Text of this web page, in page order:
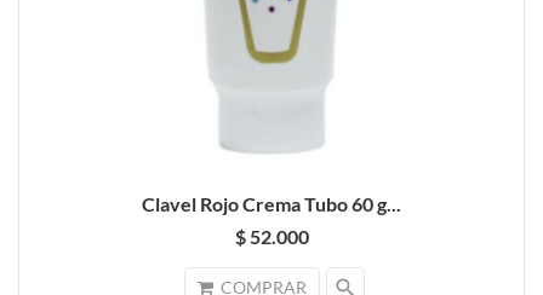
Clavel Rojo Crema Tubo 60 g...
$ 52.000
COMPRAR search